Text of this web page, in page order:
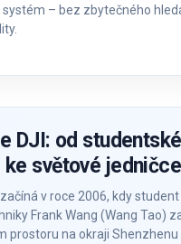
systém – bez zbytečného
DJI: od
ke světové jedničce
začíná v roce 2006, kdy student
Frank Wang (Wang Tao)
prostoru na okraji